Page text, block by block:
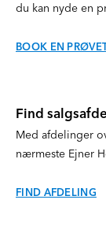
du kan nyde en
BOOK EN
Find
Med afdelinger
nærmeste Ejner
FIND AFDELING